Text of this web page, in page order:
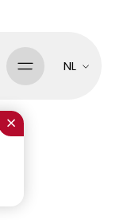
×
NL